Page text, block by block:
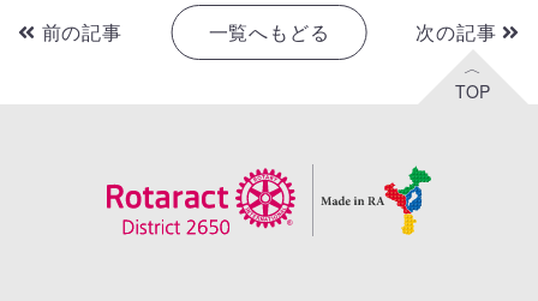
前の記事 一覧へもどる 次の記事